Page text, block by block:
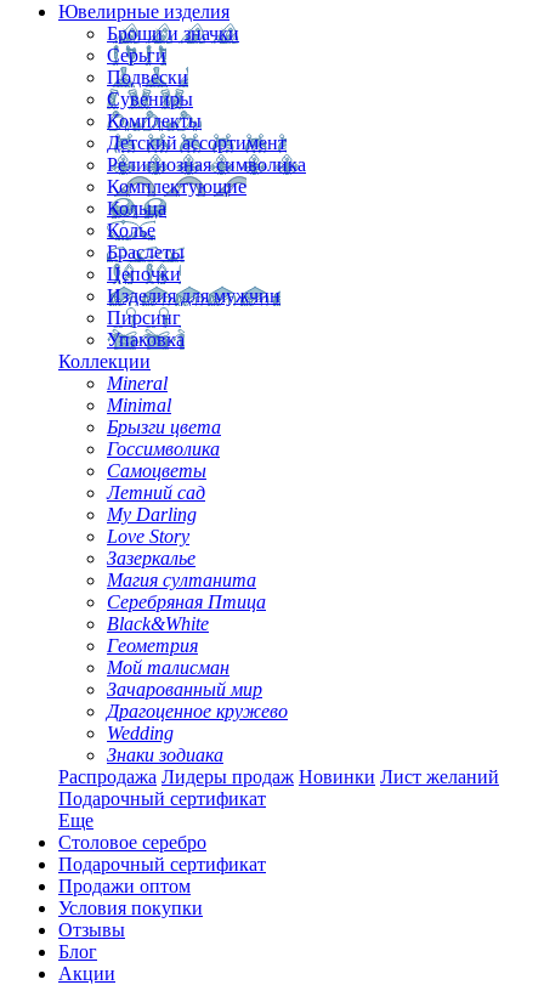
Ювелирные изделия
Броши и значки
Серьги
Подвески
Сувениры
Комплекты
Детский ассортимент
Религиозная символика
Комплектующие
Кольца
Колье
Браслеты
Цепочки
Изделия для мужчин
Пирсинг
Упаковка
Коллекции
Mineral
Minimal
Брызги цвета
Госсимволика
Самоцветы
Летний сад
My Darling
Love Story
Зазеркалье
Магия султанита
Серебряная Птица
Black&White
Геометрия
Мой талисман
Зачарованный мир
Драгоценное кружево
Wedding
Знаки зодиака
Распродажа Лидеры продаж Новинки Лист желаний
Подарочный сертификат
Еще
Столовое серебро
Подарочный сертификат
Продажи оптом
Условия покупки
Отзывы
Блог
Акции